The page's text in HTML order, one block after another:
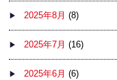
2025年8月 (8)
2025年7月 (16)
2025年6月 (6)